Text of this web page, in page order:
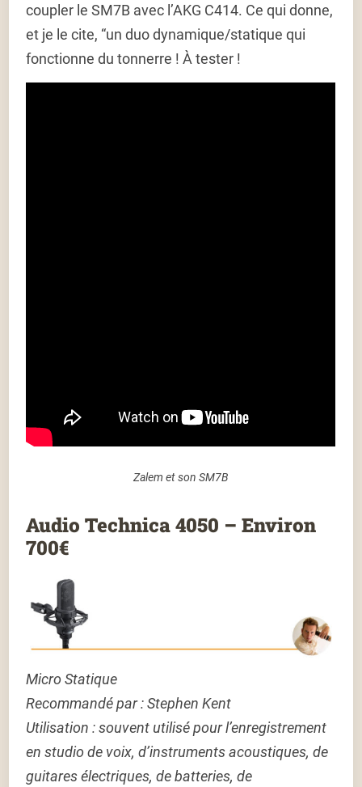
coupler le SM7B avec l’AKG C414. Ce qui donne,
et je le cite, “un duo dynamique/statique qui
fonctionne du tonnerre ! À tester !
Zalem et son SM7B
Audio Technica 4050 – Environ
700€
Micro Statique
Recommandé par : Stephen Kent
Utilisation :souvent utilisé pour l’enregistrement
en studio de voix, d’instruments acoustiques, de
guitares électriques, de batteries, de